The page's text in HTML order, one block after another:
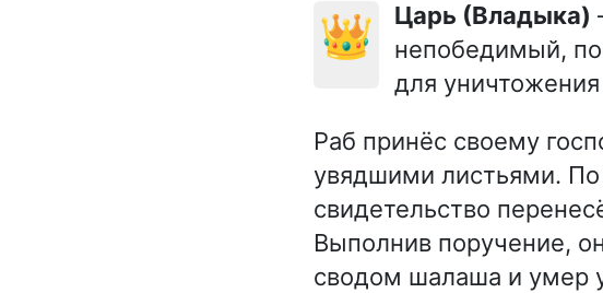
👑 Царь (Владыка)
непобедимый,
для
Раб принёс своему
увядшими листьями.
свидетельство
Выполнив поручение,
сводом шалаша и умер